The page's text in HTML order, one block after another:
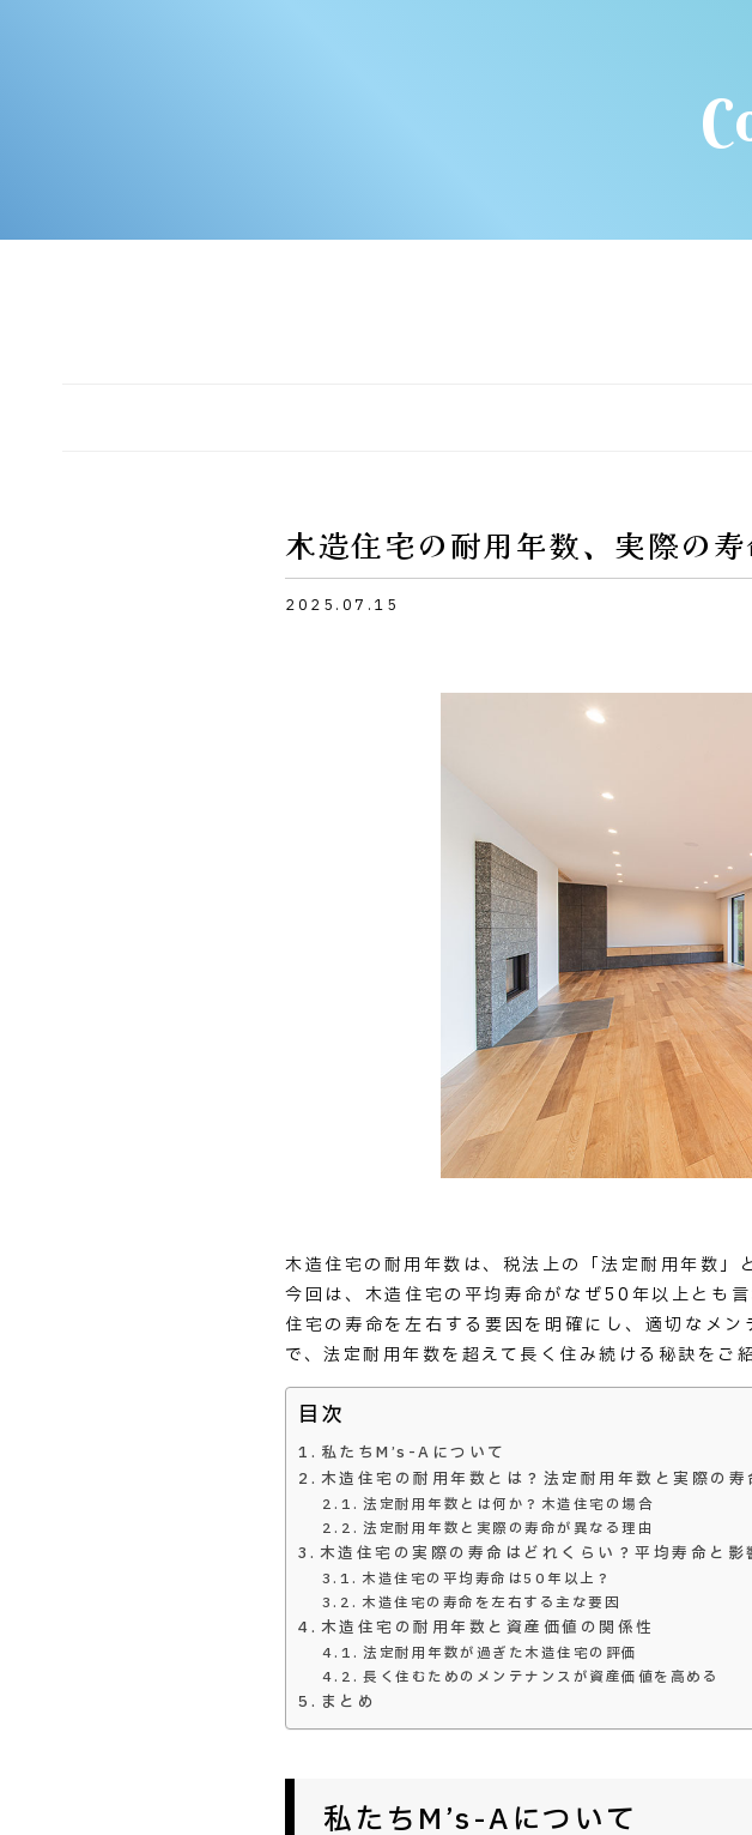
木造住宅の耐用年数、実際の
2025.07.15
木造住宅の耐用年数は、税法上の「法定耐用年数」
今回は、木造住宅の平均寿命がなぜ50年以上とも
住宅の寿命を左右する要因を明確にし、適切なメ
で、法定耐用年数を超えて長く住み続ける秘訣をご紹
目次
私たちM’s-Aについて
木造住宅の耐用年数とは？法定耐用年数と実際の寿
法定耐用年数とは何か？木造住宅の場合
法定耐用年数と実際の寿命が異なる理由
木造住宅の実際の寿命はどれくらい？平均寿命と影
木造住宅の平均寿命は50年以上？
木造住宅の寿命を左右する主な要因
木造住宅の耐用年数と資産価値の関係性
法定耐用年数が過ぎた木造住宅の評価
長く住むためのメンテナンスが資産価値を高める
まとめ
私たちM’s-Aについて